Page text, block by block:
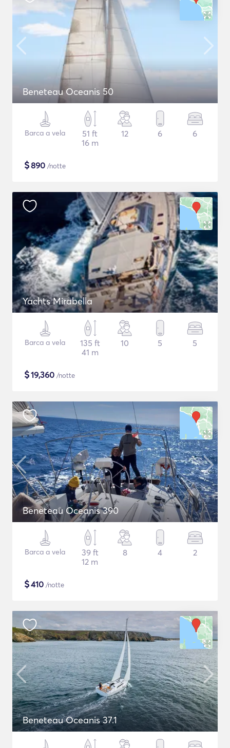
Beneteau Oceanis 50
Barca a vela
51 ft
16 m
12 6 6
$890 /notte
Yachts Mirabella
Barca a vela
135 ft
41 m
10 5 5
$19,360 /notte
Beneteau Oceanis 390
Barca a vela
39 ft
12 m
8 4 2
$410 /notte
Beneteau Oceanis 37.1